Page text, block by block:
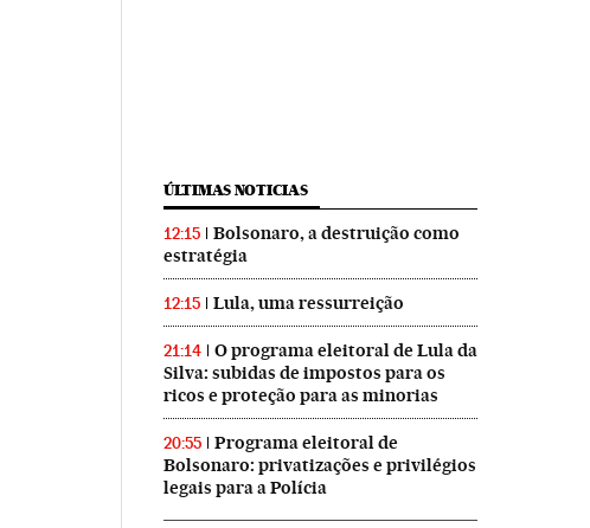
ÚLTIMAS NOTICIAS
12:15
Bolsonaro, a destruição como
estratégia
12:15 Lula, uma ressurreição
21:14
O programa eleitoral de Lula da
Silva: subidas de impostos para os
ricos e proteção para as minorias
20:55
Programa eleitoral de
Bolsonaro: privatizações e privilégios
legais para a Polícia